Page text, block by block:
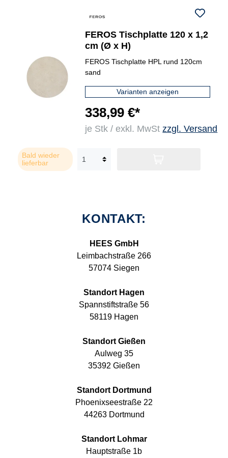
FEROS Tischplatte 120 x 1,2
cm (Ø x H)
FEROS Tischplatte HPL rund 120cm
sand
Varianten anzeigen
338,99 €*
je Stk / exkl. MwStzzgl. Versand
Bald wieder
lieferbar
KONTAKT:
HEES GmbH
Leimbachstraße 266
57074 Siegen
Standort Hagen
Spannstiftstraße 56
58119 Hagen
Standort Gießen
Aulweg 35
35392 Gießen
Standort Dortmund
Phoenixseestraße 22
44263 Dortmund
Standort Lohmar
Hauptstraße 1b